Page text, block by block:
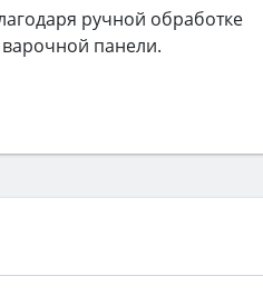
ручной обработке
панели.